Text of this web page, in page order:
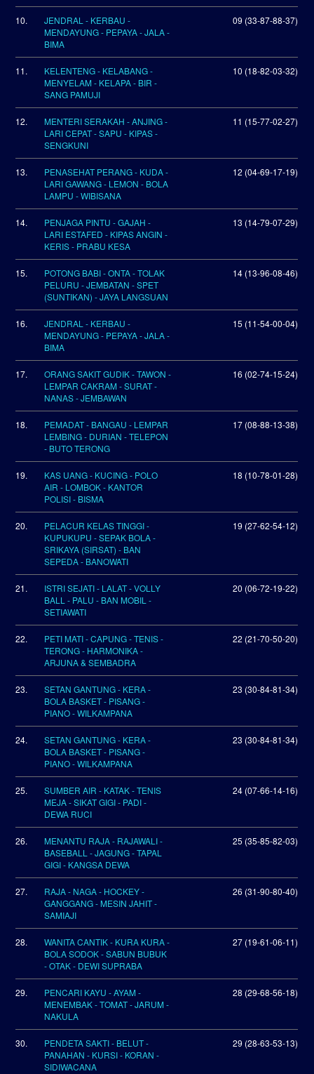
10.
JENDRAL - KERBAU -
MENDAYUNG - PEPAYA - JALA -
BIMA
09 (33-87-88-37)
11.
KELENTENG - KELABANG -
MENYELAM - KELAPA - BIR -
SANG PAMUJI
10 (18-82-03-32)
12.
MENTERI SERAKAH - ANJING -
LARI CEPAT - SAPU - KIPAS -
SENGKUNI
11 (15-77-02-27)
13.
PENASEHAT PERANG - KUDA -
LARI GAWANG - LEMON - BOLA
LAMPU - WIBISANA
12 (04-69-17-19)
14.
PENJAGA PINTU - GAJAH -
LARI ESTAFED - KIPAS ANGIN -
KERIS - PRABU KESA
13 (14-79-07-29)
15.
POTONG BABI - ONTA - TOLAK
PELURU - JEMBATAN - SPET
(SUNTIKAN) - JAYA LANGSUAN
14 (13-96-08-46)
16.
JENDRAL - KERBAU -
MENDAYUNG - PEPAYA - JALA -
BIMA
15 (11-54-00-04)
17.
ORANG SAKIT GUDIK - TAWON -
LEMPAR CAKRAM - SURAT -
NANAS - JEMBAWAN
16 (02-74-15-24)
18.
PEMADAT - BANGAU - LEMPAR
LEMBING - DURIAN - TELEPON
- BUTO TERONG
17 (08-88-13-38)
19.
KAS UANG - KUCING - POLO
AIR - LOMBOK - KANTOR
POLISI - BISMA
18 (10-78-01-28)
20.
PELACUR KELAS TINGGI -
KUPUKUPU - SEPAK BOLA -
SRIKAYA (SIRSAT) - BAN
SEPEDA - BANOWATI
19 (27-62-54-12)
21.
ISTRI SEJATI - LALAT - VOLLY
BALL - PALU - BAN MOBIL -
SETIAWATI
20 (06-72-19-22)
22.
PETI MATI - CAPUNG - TENIS -
TERONG - HARMONIKA -
ARJUNA & SEMBADRA
22 (21-70-50-20)
23.
SETAN GANTUNG - KERA -
BOLA BASKET - PISANG -
PIANO - WILKAMPANA
23 (30-84-81-34)
24.
SETAN GANTUNG - KERA -
BOLA BASKET - PISANG -
PIANO - WILKAMPANA
23 (30-84-81-34)
25.
SUMBER AIR - KATAK - TENIS
MEJA - SIKAT GIGI - PADI -
DEWA RUCI
24 (07-66-14-16)
26.
MENANTU RAJA - RAJAWALI -
BASEBALL - JAGUNG - TAPAL
GIGI - KANGSA DEWA
25 (35-85-82-03)
27.
RAJA - NAGA - HOCKEY -
GANGGANG - MESIN JAHIT -
SAMIAJI
26 (31-90-80-40)
28.
WANITA CANTIK - KURA KURA -
BOLA SODOK - SABUN BUBUK
- OTAK - DEWI SUPRABA
27 (19-61-06-11)
29.
PENCARI KAYU - AYAM -
MENEMBAK - TOMAT - JARUM -
NAKULA
28 (29-68-56-18)
30.
PENDETA SAKTI - BELUT -
PANAHAN - KURSI - KORAN -
SIDIWACANA
29 (28-63-53-13)